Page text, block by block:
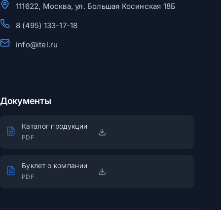
111622, Москва, ул. Большая Косинская 18Б
8 (495) 133-17-18
info@itel.ru
Документы
Каталог продукции
PDF
Буклет о компании
PDF